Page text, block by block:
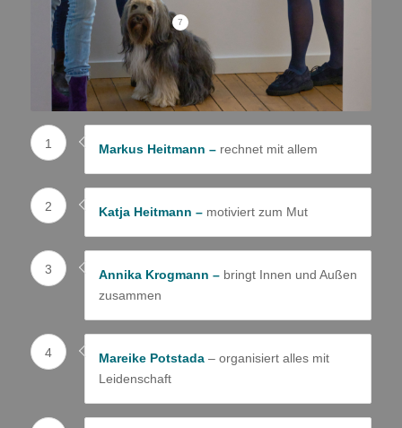
7
1 Markus Heitmann – rechnet mit allem
2 Katja Heitmann – motiviert zum Mut
3 Annika Krogmann – bringt Innen und Außen
zusammen
4 Mareike Potstada– organisiert alles mit
Leidenschaft